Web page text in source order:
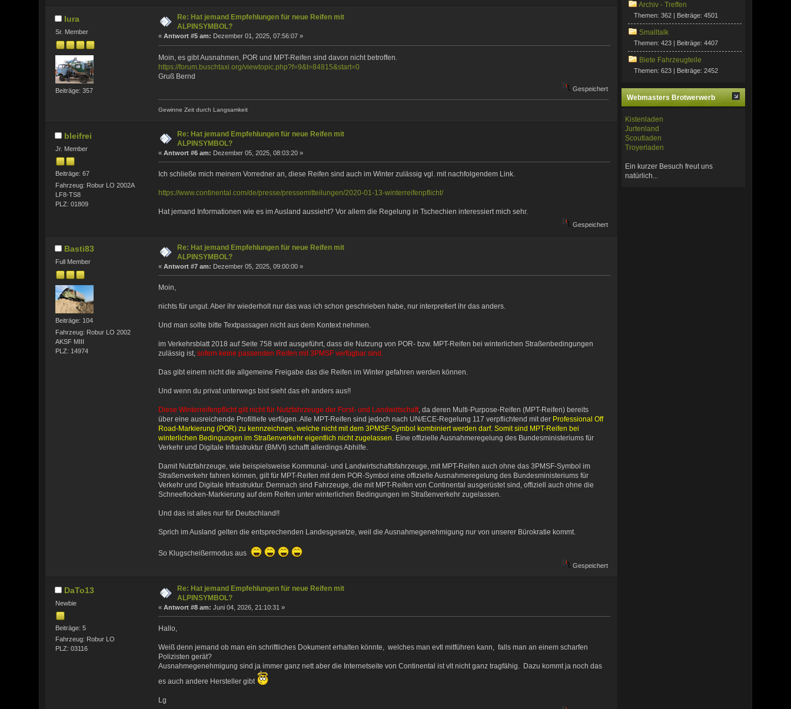
lura
Sr. Member
Beiträge: 357
Re: Hat jemand Empfehlungen für neue Reifen mit
ALPINSYMBOL?
«Antwort #5 am: Dezember 01, 2025, 07:56:07 »
Moin, es gibt Ausnahmen, POR und MPT-Reifen sind davon nicht betroffen.
https://forum.buschtaxi.org/viewtopic.php?f=9&t=84815&start=0
Gruß Bernd
Gespeichert
Gewinne Zeit durch Langsamkeit
bleifrei
Jr. Member
Beiträge: 67
Fahrzeug: Robur LO 2002A
LF8-TS8
PLZ: 01809
Re: Hat jemand Empfehlungen für neue Reifen mit
ALPINSYMBOL?
«Antwort #6 am: Dezember 05, 2025, 08:03:20 »
Ich schließe mich meinem Vorredner an, diese Reifen sind auch im Winter zulässig vgl. mit nachfolgendem Link.
https://www.continental.com/de/presse/pressemitteilungen/2020-01-13-winterreifenpflicht/
Hat jemand Informationen wie es im Ausland aussieht? Vor allem die Regelung in Tschechien interessiert mich sehr.
Gespeichert
Basti83
Full Member
Beiträge: 104
Fahrzeug: Robur LO 2002
AKSF MIII
PLZ: 14974
Re: Hat jemand Empfehlungen für neue Reifen mit
ALPINSYMBOL?
«Antwort #7 am: Dezember 05, 2025, 09:00:00 »
Moin,
nichts für ungut. Aber ihr wiederholt nur das was ich schon geschrieben habe, nur interpretiert ihr das anders.
Und man sollte bitte Textpassagen nicht aus dem Kontext nehmen.
im Verkehrsblatt 2018 auf Seite 758 wird ausgeführt, dass die Nutzung von POR- bzw. MPT-Reifen bei winterlichen Straßenbedingungen
zulässig ist, sofern keine passenden Reifen mit 3PMSF verfügbar sind.
Das gibt einem nicht die allgemeine Freigabe das die Reifen im Winter gefahren werden können.
Und wenn du privat unterwegs bist sieht das eh anders aus!!
Diese Winterreifenpflicht gilt nicht für Nutzfahrzeuge der Forst- und Landwirtschaft , da deren Multi-Purpose-Reifen (MPT-Reifen) bereits
über eine ausreichende Profiltiefe verfügen. Alle MPT-Reifen sind jedoch nach UN/ECE-Regelung 117 verpflichtend mit der Professional Off
Road-Markierung (POR) zu kennzeichnen, welche nicht mit dem 3PMSF-Symbol kombiniert werden darf. Somit sind MPT-Reifen bei
winterlichen Bedingungen im Straßenverkehr eigentlich nicht zugelassen . Eine offizielle Ausnahmeregelung des Bundesministeriums für
Verkehr und Digitale Infrastruktur (BMVI) schafft allerdings Abhilfe.
Damit Nutzfahrzeuge, wie beispielsweise Kommunal- und Landwirtschaftsfahrzeuge, mit MPT-Reifen auch ohne das 3PMSF-Symbol im
Straßenverkehr fahren können, gilt für MPT-Reifen mit dem POR-Symbol eine offizielle Ausnahmeregelung des Bundesministeriums für
Verkehr und Digitale Infrastruktur. Demnach sind Fahrzeuge, die mit MPT-Reifen von Continental ausgerüstet sind, offiziell auch ohne die
Schneeflocken-Markierung auf dem Reifen unter winterlichen Bedingungen im Straßenverkehr zugelassen.
Und das ist alles nur für Deutschland!!
Sprich im Ausland gelten die entsprechenden Landesgesetze, weil die Ausnahmegenehmigung nur von unserer Bürokratie kommt.
So Klugscheißermodus aus
Gespeichert
DaTo13
Newbie
Beiträge: 5
Fahrzeug: Robur LO
PLZ: 03116
Re: Hat jemand Empfehlungen für neue Reifen mit
ALPINSYMBOL?
«Antwort #8 am: Juni 04, 2026, 21:10:31 »
Hallo,
Weiß denn jemand ob man ein schriftliches Dokument erhalten könnte, welches man evtl mitführen kann, falls man an einem scharfen
Polizisten gerät?
Ausnahmegenehmigung sind ja immer ganz nett aber die Internetseite von Continental ist vlt nicht ganz tragfähig. Dazu kommt ja noch das
es auch andere Hersteller gibt
Lg
Archiv - Treffen
Themen: 362 | Beiträge: 4501
Smalltalk
Themen: 423 | Beiträge: 4407
Biete Fahrzeugteile
Themen: 623 | Beiträge: 2452
Webmasters Brotwerwerb
Kistenladen
Jurtenland
Scoutladen
Troyerladen
Ein kurzer Besuch freut uns
natürlich...